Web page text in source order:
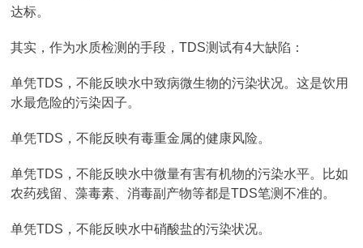
达标。
其实，作为水质检测的手段，TDS测试有4大缺陷：
单凭TDS，不能反映水中致病微生物的污染状况。这是饮用
水最危险的污染因子。
单凭TDS，不能反映有毒重金属的健康风险。
单凭TDS，不能反映水中微量有害有机物的污染水平。比如
农药残留、藻毒素、消毒副产物等都是TDS笔测不准的。
单凭TDS，不能反映水中硝酸盐的污染状况。